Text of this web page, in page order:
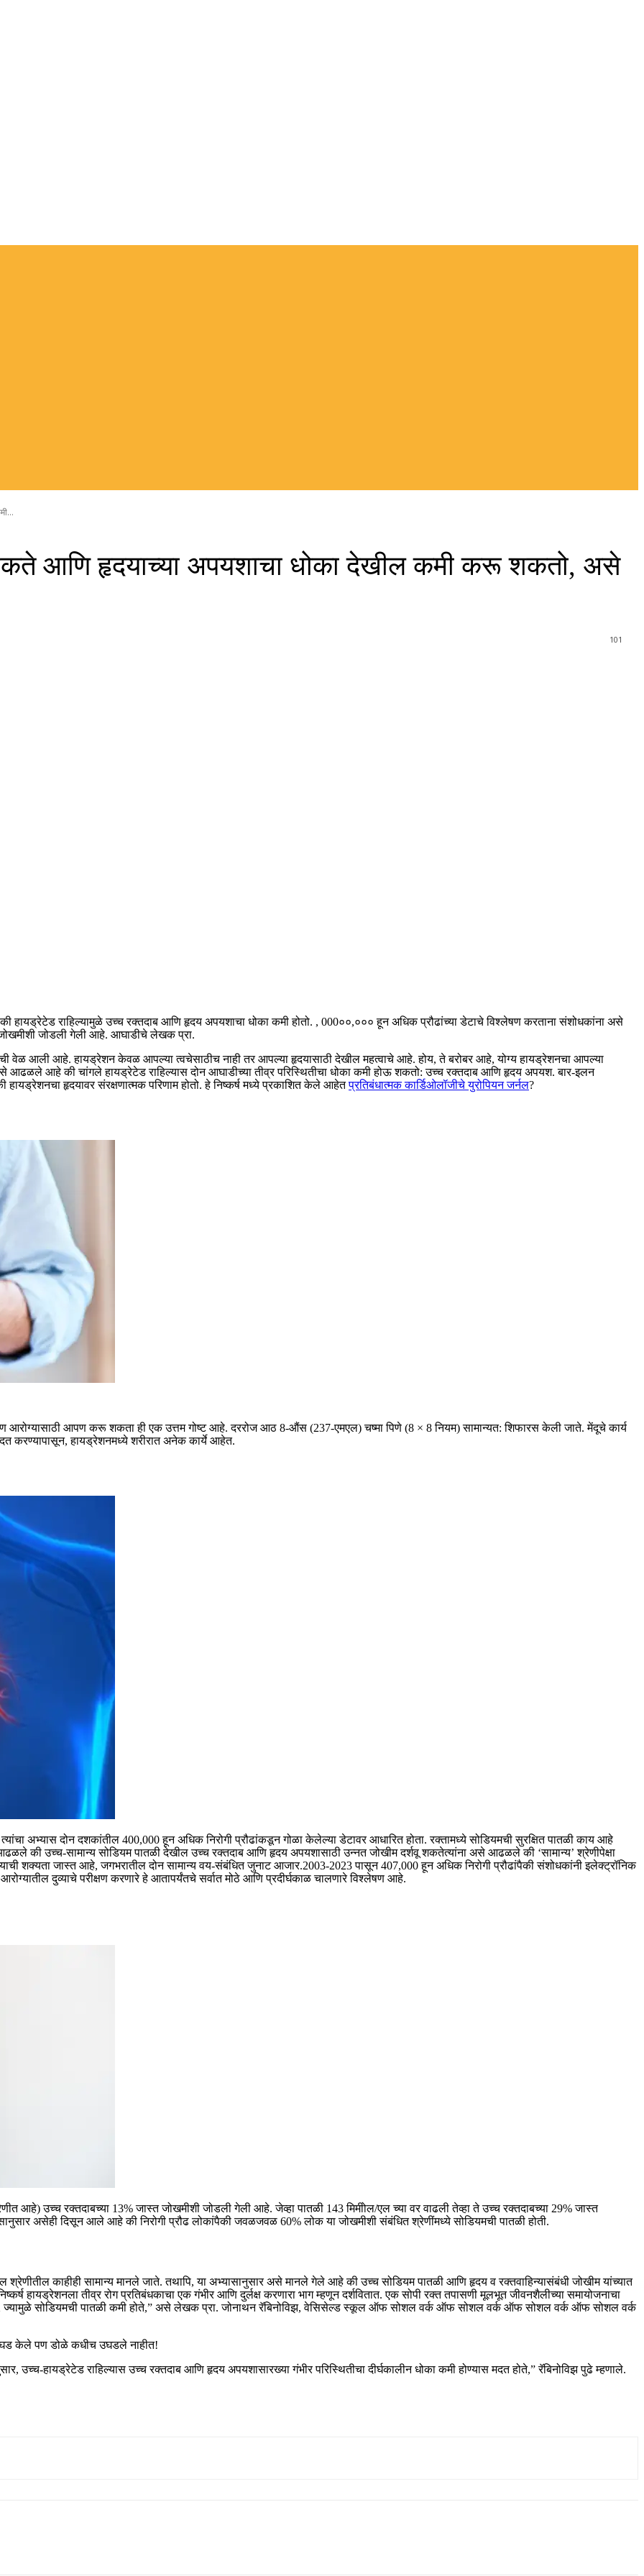
आणि हृदयाच्या अपयशाचा धोका देखील कमी करू शकतो, असे
101
हायड्रेटेड राहिल्यामुळे उच्च रक्तदाब आणि हृदय अपयशाचा धोका कमी होतो. , 000००,००० हून अधिक प्रौढांच्या डेटाचे विश्लेषण करताना संशोधकांना असे
जोडली गेली आहे. आघाडीचे लेखक प्रा.
वेळ आली आहे. हायड्रेशन केवळ आपल्या त्वचेसाठीच नाही तर आपल्या हृदयासाठी देखील महत्वाचे आहे. होय, ते बरोबर आहे, योग्य हायड्रेशनचा आपल्या
आढळले आहे की चांगले हायड्रेटेड राहिल्यास दोन आघाडीच्या तीव्र परिस्थितीचा धोका कमी होऊ शकतो: उच्च रक्तदाब आणि हृदय अपयश.बार-इलन
हृदयावर संरक्षणात्मक परिणाम होतो. हे निष्कर्ष मध्ये प्रकाशित केले आहेतप्रतिबंधात्मक कार्डिओलॉजीचे युरोपियन जर्नल?
आरोग्यासाठी आपण करू शकता ही एक उत्तम गोष्ट आहे.दररोज आठ 8-औंस (237-एमएल) चष्मा पिणे (8 × 8 नियम) सामान्यत: शिफारस केली जाते. मेंदूचे कार्य
करण्यापासून, हायड्रेशनमध्ये शरीरात अनेक कार्ये आहेत.
अभ्यास दोन दशकांतील 400,000 हून अधिक निरोगी प्रौढांकडून गोळा केलेल्या डेटावर आधारित होता. रक्तामध्ये सोडियमची सुरक्षित पातळी काय आहे
की उच्च-सामान्य सोडियम पातळी देखील उच्च रक्तदाब आणि हृदय अपयशासाठी उन्नत जोखीम दर्शवू शकतेत्यांना असे आढळले की ‘सामान्य’ श्रेणीपेक्षा
शक्यता जास्त आहे, जगभरातील दोन सामान्य वय-संबंधित जुनाट आजार.2003-2023 पासून 407,000 हून अधिक निरोगी प्रौढांपैकी संशोधकांनी इलेक्ट्रॉनिक
दुव्याचे परीक्षण करणारे हे आतापर्यंतचे सर्वात मोठे आणि प्रदीर्घकाळ चालणारे विश्लेषण आहे.
आहे) उच्च रक्तदाबच्या 13% जास्त जोखमीशी जोडली गेली आहे. जेव्हा पातळी 143 मिमीोल/एल च्या वर वाढली तेव्हा ते उच्च रक्तदाबच्या 29% जास्त
असेही दिसून आले आहे की निरोगी प्रौढ लोकांपैकी जवळजवळ 60% लोक या जोखमीशी संबंधित श्रेणींमध्ये सोडियमची पातळी होती.
काहीही सामान्य मानले जाते. तथापि, या अभ्यासानुसार असे मानले गेले आहे की उच्च सोडियम पातळी आणि हृदय व रक्तवाहिन्यासंबंधी जोखीम यांच्यात
हायड्रेशनला तीव्र रोग प्रतिबंधकाचा एक गंभीर आणि दुर्लक्ष करणारा भाग म्हणून दर्शवितात. एक सोपी रक्त तपासणी मूलभूत जीवनशैलीच्या समायोजनाचा
सोडियमची पातळी कमी होते,” असे लेखक प्रा. जोनाथन रॅबिनोविझ, वेसिसेल्ड स्कूल ऑफ सोशल वर्क ऑफ सोशल वर्क ऑफ सोशल वर्क ऑफ सोशल वर्क
केले पण डोळे कधीच उघडले नाहीत!
उच्च-हायड्रेटेड राहिल्यास उच्च रक्तदाब आणि हृदय अपयशासारख्या गंभीर परिस्थितीचा दीर्घकालीन धोका कमी होण्यास मदत होते,” रॅबिनोविझ पुढे म्हणाले.